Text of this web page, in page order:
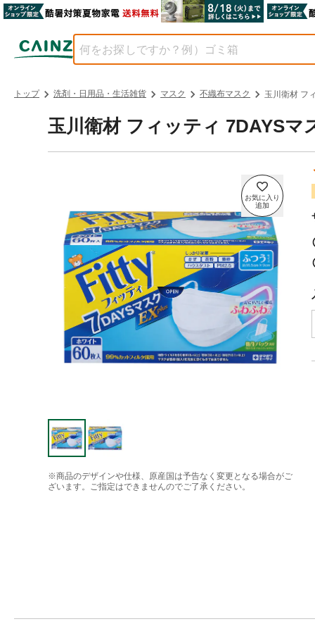
トップ 洗剤・日用品・生活雑貨 マスク 不織布マスク 玉川衛材 フ
玉川衛材 フィッティ 7DAYSマ
※商品のデザインや仕様、原産国は予告なく変更となる場合がご
ざいます。ご指定はできませんのでご了承ください。